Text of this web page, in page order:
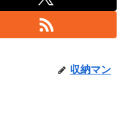
収納マン